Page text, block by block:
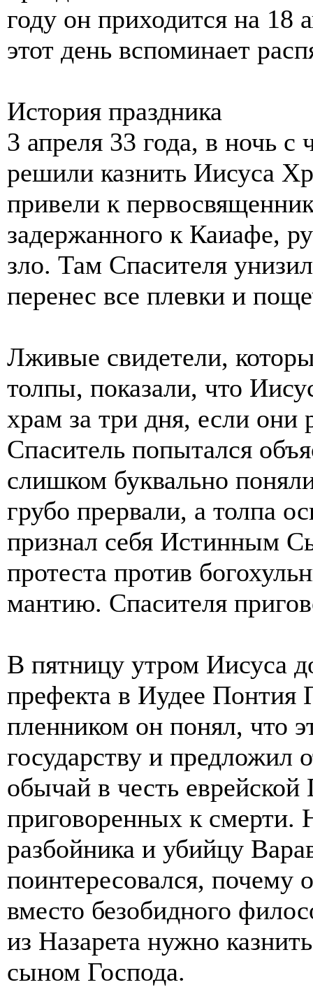
году он приходится на 18
этот день вспоминает
История праздника
3 апреля 33 года, в ночь с
решили казнить Иисуса
привели к
задержанного к Каиафе,
зло. Там Спасителя
перенес все плевки и
Лживые свидетели,
толпы, показали, что
храм за три дня, если
Спаситель попытался
слишком буквально
грубо прервали, а толпа
признал себя Истинным
протеста против
мантию. Спасителя
В пятницу утром Иисуса
префекта в Иудее Понтия
пленником он понял, что
государству и предложил
обычай в честь
приговоренных к смерти.
разбойника и убийцу
поинтересовался, почему
вместо безобидного
из Назарета нужно
сыном Господа.